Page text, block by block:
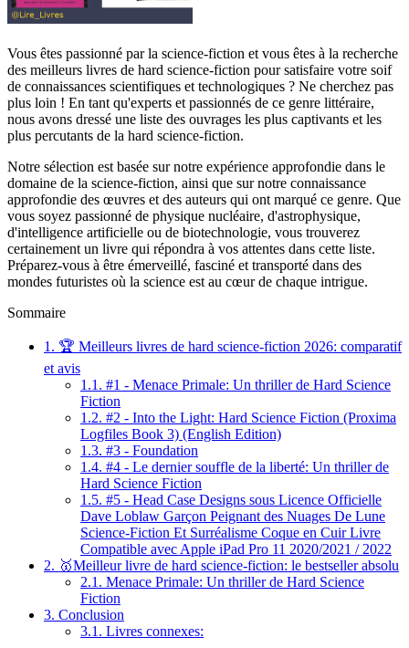
Vous êtes passionné par la science-fiction et vous êtes à la recherche
des meilleurs livres de hard science-fiction pour satisfaire votre soif
de connaissances scientifiques et technologiques ? Ne cherchez pas
plus loin ! En tant qu'experts et passionnés de ce genre littéraire,
nous avons dressé une liste des ouvrages les plus captivants et les
plus percutants de la hard science-fiction.
Notre sélection est basée sur notre expérience approfondie dans le
domaine de la science-fiction, ainsi que sur notre connaissance
approfondie des œuvres et des auteurs qui ont marqué ce genre. Que
vous soyez passionné de physique nucléaire, d'astrophysique,
d'intelligence artificielle ou de biotechnologie, vous trouverez
certainement un livre qui répondra à vos attentes dans cette liste.
Préparez-vous à être émerveillé, fasciné et transporté dans des
mondes futuristes où la science est au cœur de chaque intrigue.
Sommaire
1. 🏆 Meilleurs livres de hard science-fiction 2026: comparatif
et avis
1.1. #1 - Menace Primale: Un thriller de Hard Science
Fiction
1.2. #2 - Into the Light: Hard Science Fiction (Proxima
Logfiles Book 3) (English Edition)
1.3. #3 - Foundation
1.4. #4 - Le dernier souffle de la liberté: Un thriller de
Hard Science Fiction
1.5. #5 - Head Case Designs sous Licence Officielle
Dave Loblaw Garçon Peignant des Nuages De Lune
Science-Fiction Et Surréalisme Coque en Cuir Livre
Compatible avec Apple iPad Pro 11 2020/2021 / 2022
2. 🥇Meilleur livre de hard science-fiction: le bestseller absolu
2.1. Menace Primale: Un thriller de Hard Science
Fiction
3. Conclusion
3.1. Livres connexes: